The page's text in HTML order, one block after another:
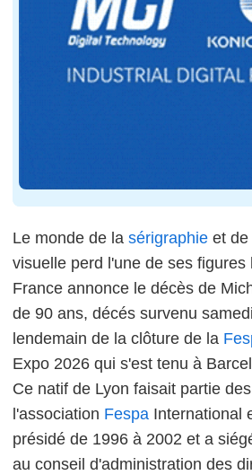
Le monde de la sérigraphie et de
visuelle perd l'une de ses figures
France annonce le décès de
de 90 ans, décés survenu
lendemain de la clôture de la
Expo 2026 qui s'est tenu à
Ce natif de Lyon faisait partie
l'association Fespa International
présidé de 1996 à 2002 et a
au conseil d'administration des